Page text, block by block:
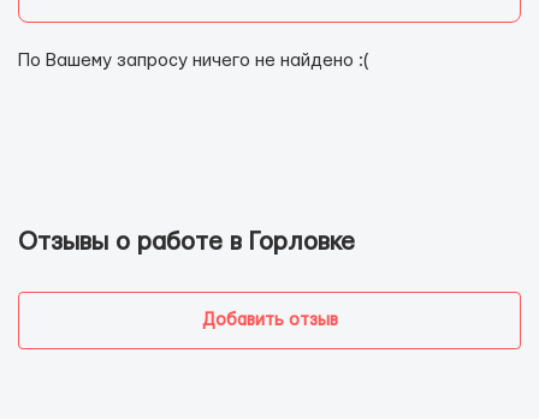
По Вашему запросу ничего не найдено :(
Отзывы о работе в Горловке
Добавить отзыв